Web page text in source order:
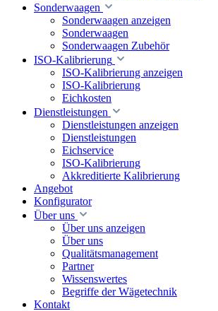
Sonderwaagen
Sonderwaagen anzeigen
Sonderwaagen
Sonderwaagen Zubehör
ISO-Kalibrierung
ISO-Kalibrierung anzeigen
ISO-Kalibrierung
Eichkosten
Dienstleistungen
Dienstleistungen anzeigen
Dienstleistungen
Eichservice
ISO-Kalibrierung
Akkreditierte Kalibrierung
Angebot
Konfigurator
Über uns
Über uns anzeigen
Über uns
Qualitätsmanagement
Partner
Wissenswertes
Begriffe der Wägetechnik
Kontakt